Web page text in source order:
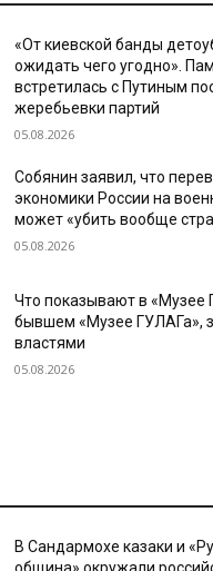
«От киевской банды
ожидать чего угодно».
встретилась с Путиным
жеребьевки партий
05.08.2026
Собянин заявил, что
экономики России на
может «убить вообще
05.08.2026
Что показывают в «Музее
бывшем «Музее ГУЛАГа»,
властями
05.08.2026
В Сандармохе казаки и